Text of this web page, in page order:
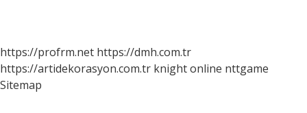
https://profrm.net https://dmh.com.tr
https://artidekorasyon.com.tr knight online nttgame
Sitemap